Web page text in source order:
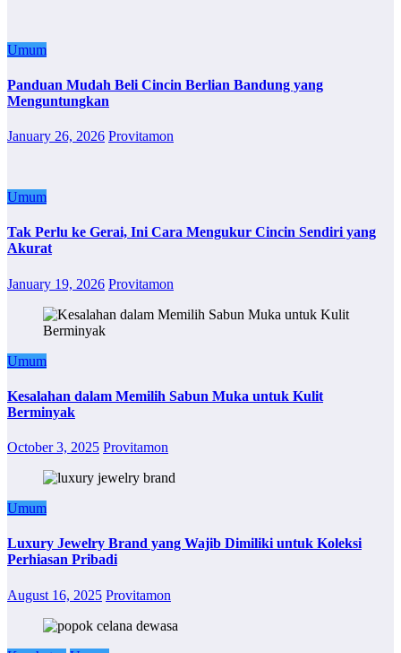
Umum
Panduan Mudah Beli Cincin Berlian Bandung yang
Menguntungkan
January 26, 2026 Provitamon
Umum
Tak Perlu ke Gerai, Ini Cara Mengukur Cincin Sendiri yang
Akurat
January 19, 2026 Provitamon
Umum
Kesalahan dalam Memilih Sabun Muka untuk Kulit
Berminyak
October 3, 2025 Provitamon
Umum
Luxury Jewelry Brand yang Wajib Dimiliki untuk Koleksi
Perhiasan Pribadi
August 16, 2025 Provitamon